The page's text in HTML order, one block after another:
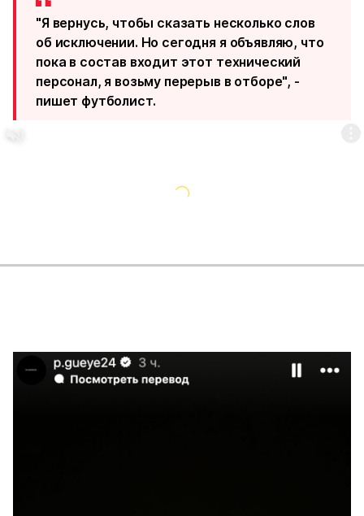
"Я вернусь, чтобы сказать несколько слов
об исключении. Но сегодня я объявляю, что
пока в состав входит этот технический
персонал, я возьму перерыв в отборе", -
пишет футболист.